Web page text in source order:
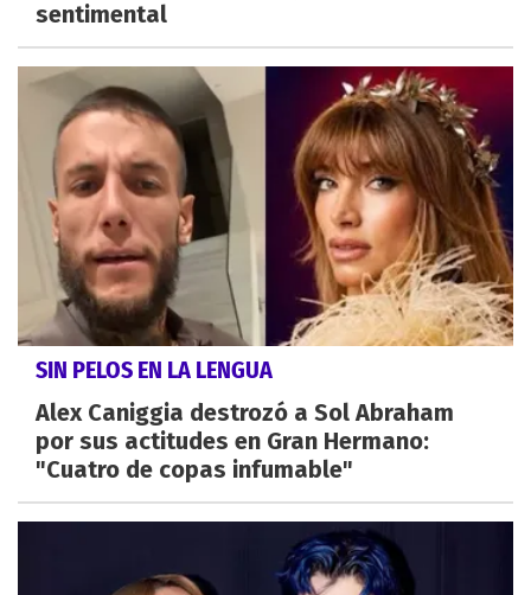
sentimental
SIN PELOS EN LA LENGUA
Alex Caniggia destrozó a Sol Abraham
por sus actitudes en Gran Hermano:
"Cuatro de copas infumable"